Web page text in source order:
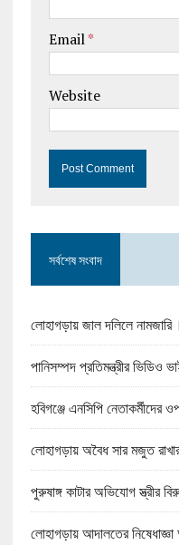
Email*
Website
সর্বশেষ সংবাদ
লোহাগড়ায় জাল দলিলে
পানিসম্পদ প্রতিমন্ত্রীর ভিডিও
হবিগঞ্জে এনসিপি নেতাকর্মীদের
লোহাগড়ায় অবৈধ সার মজুত
পুরুষাঙ্গ কাটার অভিযোগ স্ত্রীর
লোহাগড়ায় আদালতের